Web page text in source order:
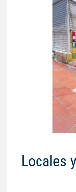
Locales